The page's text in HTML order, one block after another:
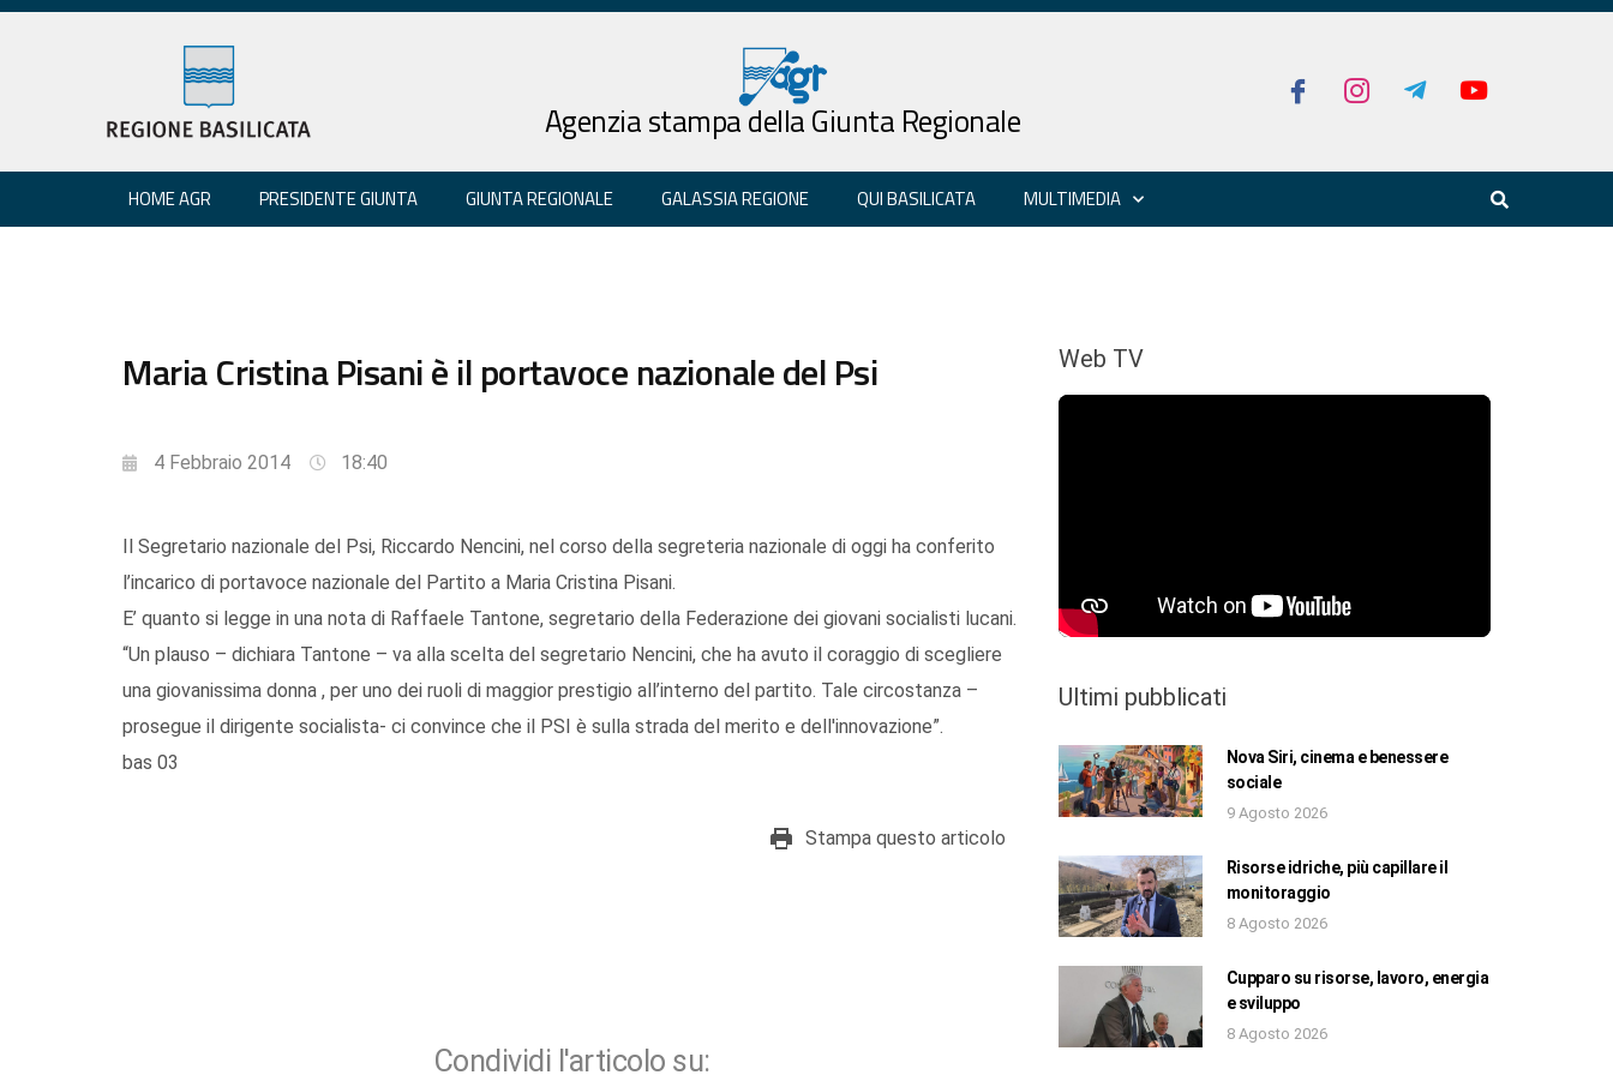
Agenzia stampa della Giunta Regionale
HOME AGR PRESIDENTE GIUNTA GIUNTA REGIONALE GALASSIA REGIONE QUI BASILICATA MULTIMEDIA
Maria Cristina Pisani è il portavoce nazionale del Psi
4 Febbraio 2014 18:40
Il Segretario nazionale del Psi, Riccardo Nencini, nel corso della segreteria nazionale di oggi ha conferito
l’incarico di portavoce nazionale del Partito a Maria Cristina Pisani.
E’ quanto si legge in una nota di Raffaele Tantone, segretario della Federazione dei giovani socialisti lucani.
“Un plauso – dichiara Tantone – va alla scelta del segretario Nencini, che ha avuto il coraggio di scegliere
una giovanissima donna , per uno dei ruoli di maggior prestigio all’interno del partito. Tale circostanza –
prosegue il dirigente socialista- ci convince che il PSI è sulla strada del merito e dell'innovazione”.
bas 03
Stampa questo articolo
Condividi l'articolo su:
Web TV
Ultimi pubblicati
Nova Siri, cinema e benessere
sociale
9 Agosto 2026
Risorse idriche, più capillare il
monitoraggio
8 Agosto 2026
Cupparo su risorse, lavoro, energia
e sviluppo
8 Agosto 2026